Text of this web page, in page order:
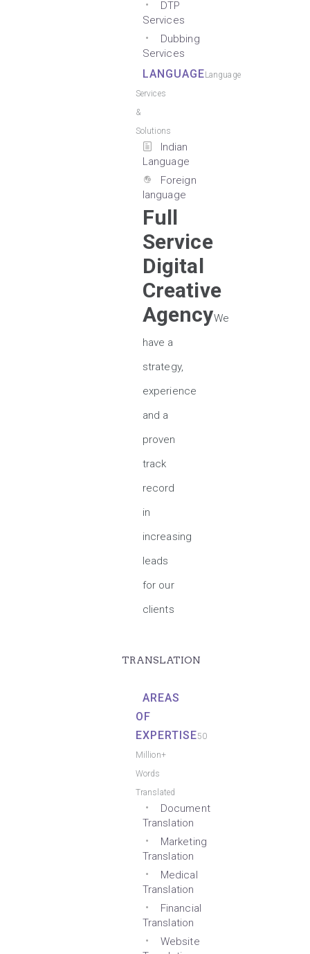
DTP
Services
Dubbing
Services
LANGUAGELanguage
Services
&
Solutions
Indian
Language
Foreign
language
Full
Service
Digital
Creative
AgencyWe
have a
strategy,
experience
and a
proven
track
record
in
increasing
leads
for our
clients
TRANSLATION
AREAS
OF
EXPERTISE50
Million+
Words
Translated
Document
Translation
Marketing
Translation
Medical
Translation
Financial
Translation
Website